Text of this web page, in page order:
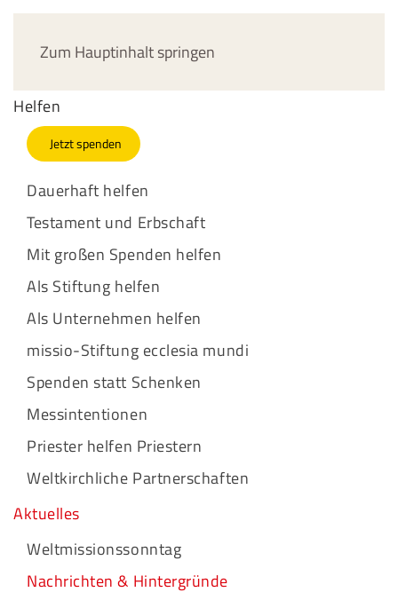
Zum Hauptinhalt springen
Helfen
Jetzt spenden
Dauerhaft helfen
Testament und Erbschaft
Mit großen Spenden helfen
Als Stiftung helfen
Als Unternehmen helfen
missio-Stiftung ecclesia mundi
Spenden statt Schenken
Messintentionen
Priester helfen Priestern
Weltkirchliche Partnerschaften
Aktuelles
Weltmissionssonntag
Nachrichten & Hintergründe